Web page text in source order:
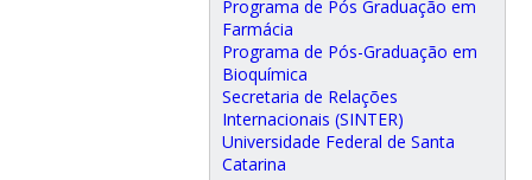
Programa de Pós Graduação em
Farmácia
Programa de Pós-Graduação em
Bioquímica
Secretaria de Relações
Internacionais (SINTER)
Universidade Federal de Santa
Catarina